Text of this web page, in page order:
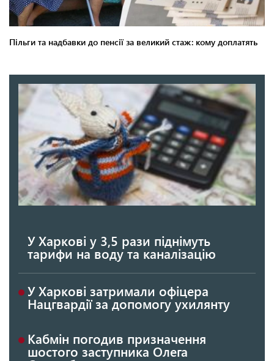
У Харкові у 3,5 рази піднімуть
тарифи на воду та каналізацію
У Харкові затримали офіцера
Нацгвардії за допомогу ухилянту
Кабмін погодив призначення
шостого заступника Олега